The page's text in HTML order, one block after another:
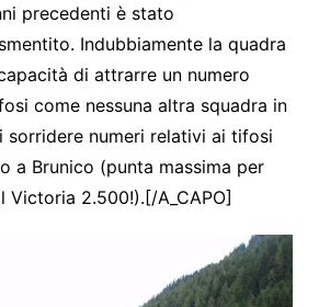
precedenti è stato
Indubbiamente la quadra
di attrarre un numero
come nessuna altra squadra in
sorridere numeri relativi ai tifosi
a Brunico (punta massima per
Victoria 2.500!).[/A_CAPO]